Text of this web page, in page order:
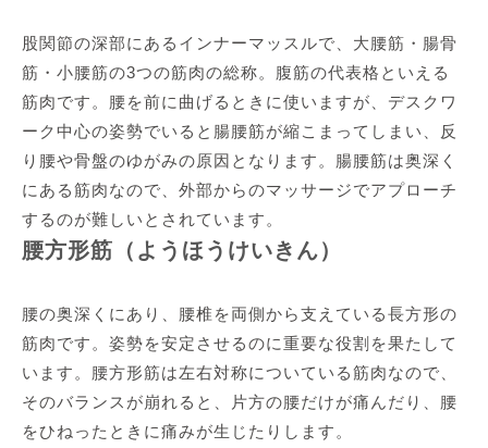
股関節の深部にあるインナーマッスルで、大腰筋・腸骨
筋・小腰筋の3つの筋肉の総称。腹筋の代表格といえる
筋肉です。腰を前に曲げるときに使いますが、デスクワ
ーク中心の姿勢でいると腸腰筋が縮こまってしまい、反
り腰や骨盤のゆがみの原因となります。腸腰筋は奥深く
にある筋肉なので、外部からのマッサージでアプローチ
するのが難しいとされています。
腰方形筋（ようほうけいきん）
腰の奥深くにあり、腰椎を両側から支えている長方形の
筋肉です。姿勢を安定させるのに重要な役割を果たして
います。腰方形筋は左右対称についている筋肉なので、
そのバランスが崩れると、片方の腰だけが痛んだり、腰
をひねったときに痛みが生じたりします。